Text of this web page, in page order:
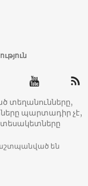
տեղանունները,
պարտադիր չէ,
են